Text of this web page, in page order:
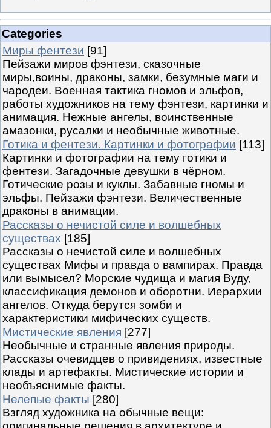
Categories
Миры фентези [91]
Пейзажи миров фэнтези, сказочные
миры,воины, драконы, замки, безумные маги и
чародеи. Военная тактика гномов и эльфов,
работы художников на тему фэнтези, картинки и
анимация. Нежные ангелы, воинственные
амазонки, русалки и необычные животные.
Готика и фентези. Картинки и фотографии [113]
Картинки и фотографии на тему готики и
фентези. Загадочные девушки в чёрном.
Готические розы и куклы. Забавные гномы и
эльфы. Пейзажи фэнтези. Величественные
драконы в анимации.
Рассказы о нечистой силе и волшебных
существах [185]
Рассказы о нечистой силе и волшебных
существах Мифы и правда о вампирах. Правда
или вымысел? Морские чудища и магия Вуду,
классификация демонов и оборотни. Иерархии
ангелов. Откуда берутся зомби и
характеристики мифических существ.
Мистические явления [277]
Необычные и странные явления природы.
Рассказы очевидцев о привидениях, известные
клады и артефакты. Мистические истории и
необъяснимые факты.
Нелепые факты [280]
Взгляд художника на обычные вещи: